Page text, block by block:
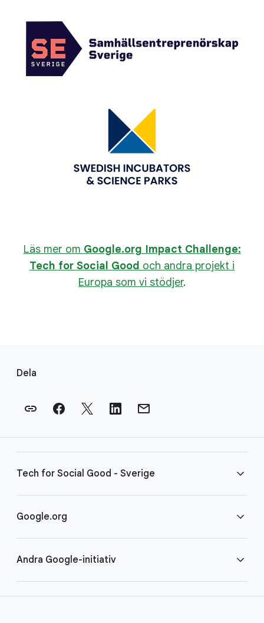
Läs mer om Google.org Impact Challenge:
Tech for Social Good och andra projekt i
Europa som vi stödjer.
Dela
Tech for Social Good - Sverige
Vanliga frågor
Google.org
Hem
COVID-19
Andra Google-initiativ
Google för ideella organisationer